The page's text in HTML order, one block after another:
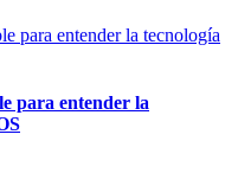
para entender la